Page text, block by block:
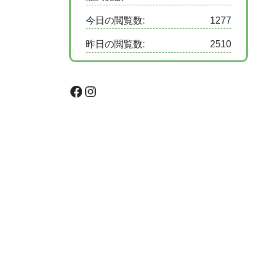
1277
今日の閲覧数:
2510
昨日の閲覧数:
Facebook
Instagram